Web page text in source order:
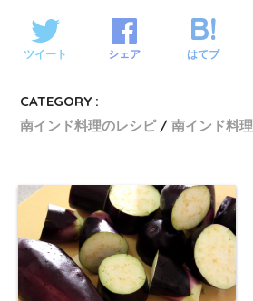
ツイート シェア はてブ
CATEGORY :
南インド料理のレシピ
南インド料